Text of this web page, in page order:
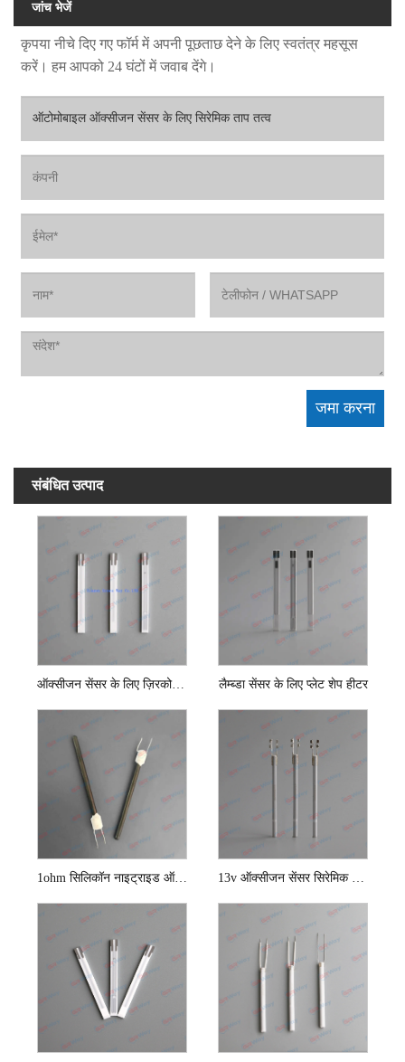
जांच भेजें
कृपया नीचे दिए गए फॉर्म में अपनी पूछताछ देने के लिए स्वतंत्र महसूस
करें। हम आपको 24 घंटों में जवाब देंगे।
संबंधित उत्पाद
ऑक्सीजन सेंसर के लिए ज़िरकोनिया प्लेट हीटर चिप लैम्ब्डा सेंसर के लिए प्लेट शेप हीटर
1ohm सिलिकॉन नाइट्राइड ऑक्सीजन सेंसर सिरैमिक हीटिंग एलिमेंट 13v ऑक्सीजन सेंसर सिरेमिक ताप तत्व